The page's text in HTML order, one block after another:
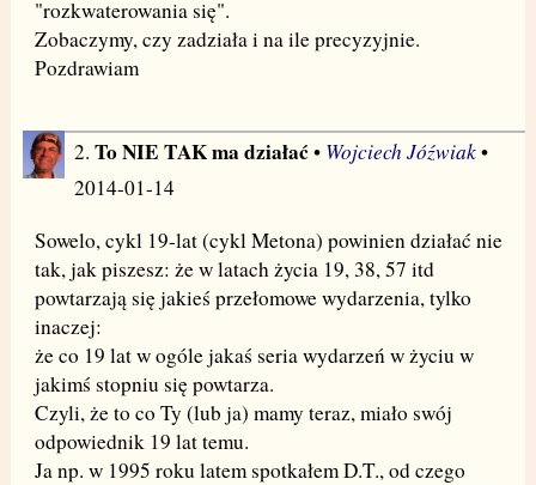
"rozkwaterowania się".
Zobaczymy, czy zadziała i na ile precyzyjnie.
Pozdrawiam
2. To NIE TAK ma działać• Wojciech Jóźwiak•
2014-01-14
Sowelo, cykl 19-lat (cykl Metona) powinien działać nie
tak, jak piszesz: że w latach życia 19, 38, 57 itd
powtarzają się jakieś przełomowe wydarzenia, tylko
inaczej:
że co 19 lat w ogóle jakaś seria wydarzeń w życiu w
jakimś stopniu się powtarza.
Czyli, że to co Ty (lub ja) mamy teraz, miało swój
odpowiednik 19 lat temu.
Ja np. w 1995 roku latem spotkałem D.T., od czego